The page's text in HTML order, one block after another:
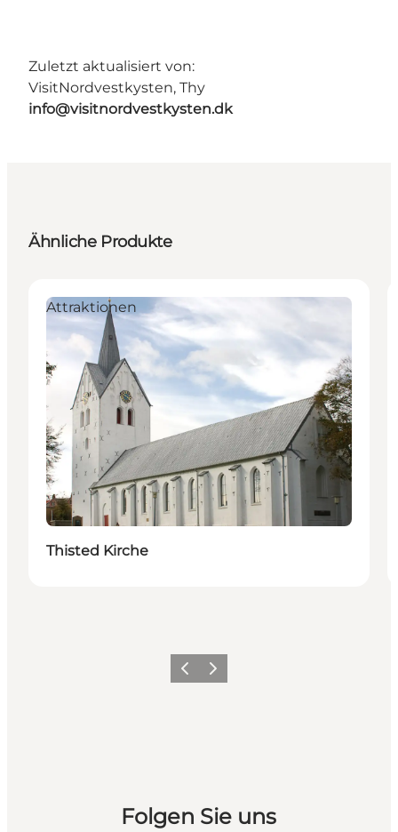
Zuletzt aktualisiert von:
VisitNordvestkysten, Thy
info@visitnordvestkysten.dk
Ähnliche Produkte
Attraktionen
Thisted Kirche
ZurückWeiter
Folgen Sie uns